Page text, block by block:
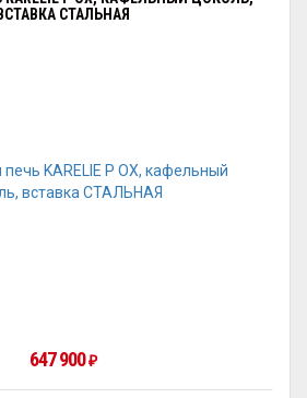
ВСТАВКА СТАЛЬНАЯ
647 900₽